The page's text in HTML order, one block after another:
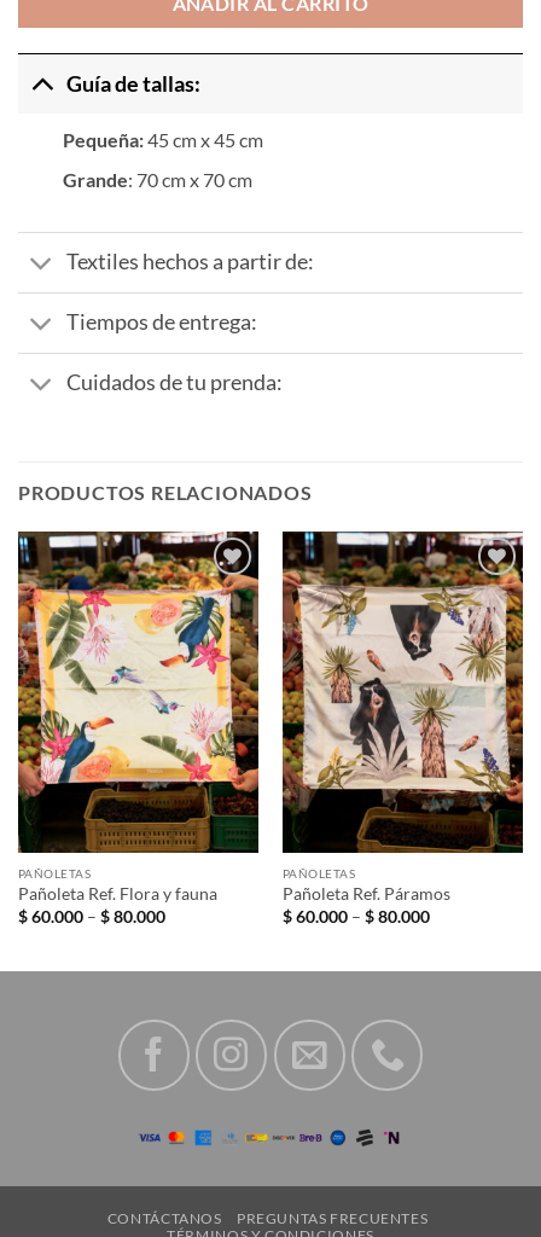
Guía de tallas:
Pequeña:45 cm x 45 cm
Grande: 70 cm x 70 cm
Textiles hechos a partir de:
Tiempos de entrega:
Cuidados de tu prenda:
PRODUCTOS RELACIONADOS
Añadir
a la
lista de
deseos
PAÑOLETAS
Pañoleta Ref. Flora y fauna
$60.000 – $80.000Price
$ 80.000
Añadir
a la
lista de
deseos
PAÑOLETAS
Pañoleta Ref. Páramos
$60.000 – $80.000Price
$ 80.000
CONTÁCTANOS
PREGUNTAS FRECUENTES